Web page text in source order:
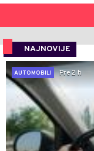
NAJNOVIJE
AUTOMOBILI
Pre 2 h